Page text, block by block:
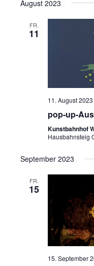
August 2023
FR.
11
11. August 2023
pop-up-
Kunstbahnhof
Hausbahnsteig
September 2023
FR.
15
15. September